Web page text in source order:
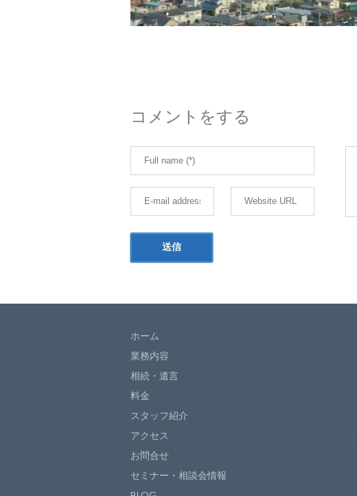
コメントをする
ホーム
業務内容
相続・遺言
料金
スタッフ紹介
アクセス
お問合せ
セミナー・相談会情報